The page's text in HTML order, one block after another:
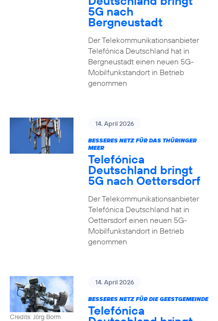
5G nach
Bergneustadt
Der Telekommunikationsanbieter
Telefónica Deutschland hat in
Bergneustadt einen neuen 5G-
Mobilfunkstandort in Betrieb
genommen
14. April 2026
BESSERES NETZ FÜR DAS THÜRINGER
MEER
Telefónica
Deutschland bringt
5G nach Oettersdorf
Der Telekommunikationsanbieter
Telefónica Deutschland hat in
Oettersdorf einen neuen 5G-
Mobilfunkstandort in Betrieb
genommen
Credits: Jörg Borm
14. April 2026
BESSERES NETZ FÜR DIE GEESTGEMEINDE
Telefónica